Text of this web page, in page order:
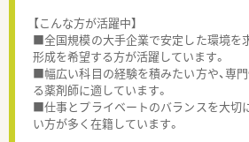
【こんな方が活躍中】
■全国規模の大手企業で安定した環境を
形成を希望する方が活躍しています。
■幅広い科目の経験を積みたい方や、専
る薬剤師に適しています。
■仕事とプライベートのバランスを大切
い方が多く在籍しています。